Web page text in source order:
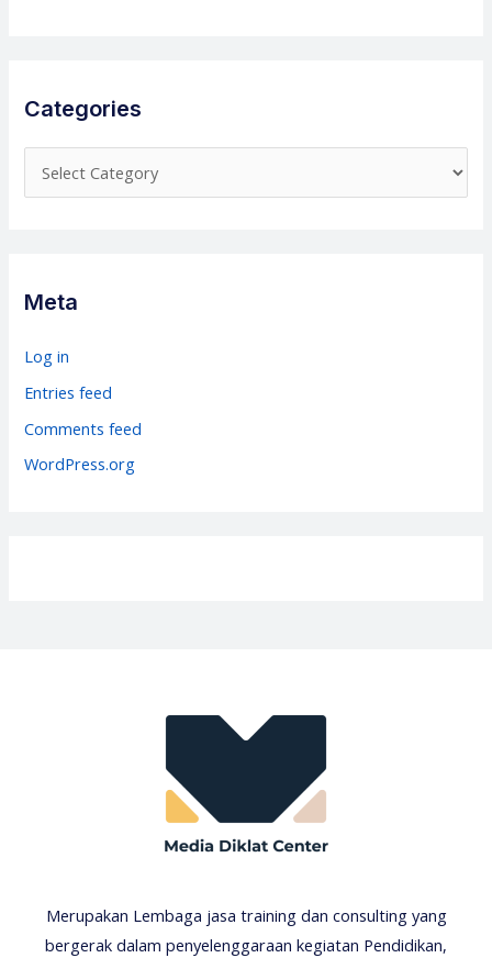
Categories
a
g
r
i
Meta
Log in
Entries feed
Comments feed
WordPress.org
Merupakan Lembaga jasa training dan consulting yang
bergerak dalam penyelenggaraan kegiatan Pendidikan,